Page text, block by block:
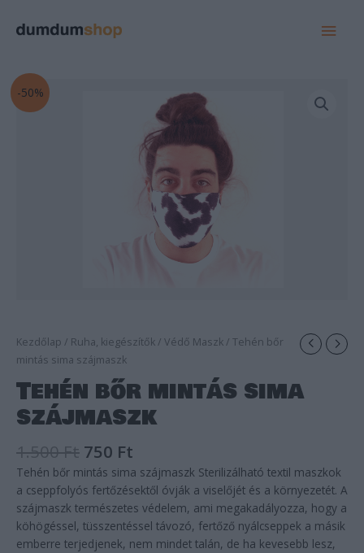
-50%
Kezdőlap / Ruha, kiegészítők/ Védő Maszk/ Tehén bőr
mintás sima szájmaszk
Tehén bőr mintás sima
szájmaszk
1.500Ft
1.500 Ft.
750 Ft
Current
price
750 Ft.
Tehén bőr mintás sima szájmaszk Sterilizálható textil maszkok
a cseppfolyós fertőzésektől óvják a viselőjét és a környezetét. A
szájmaszk természetes védelem, ami megakadályozza, hogy a
köhögéssel, tüsszentéssel távozó, fertőző nyálcseppek a másik
emberre terjedjenek, nem mindet talán, de ha kevesebb lesz,